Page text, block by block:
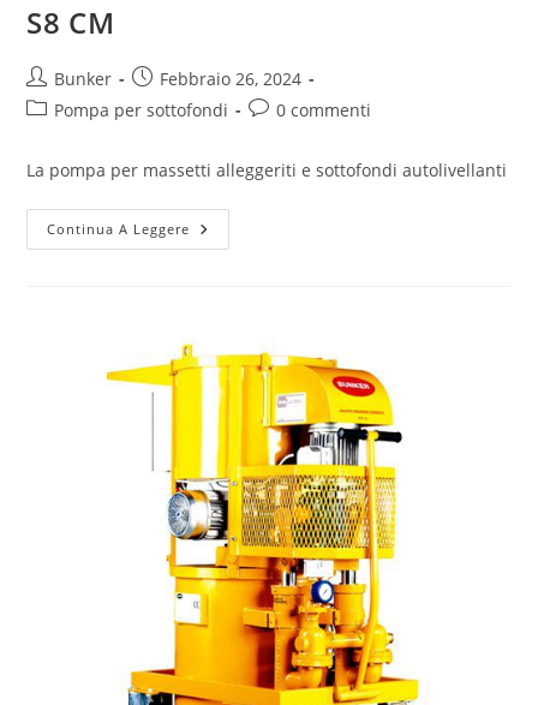
S8 CM
Bunker
Febbraio 26, 2024
Pompa per sottofondi
0 commenti
La pompa per massetti alleggeriti e sottofondi autolivellanti
Continua A Leggere